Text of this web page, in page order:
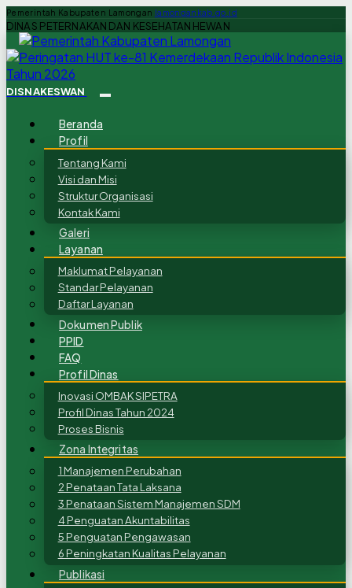
Pemerintah Kabupaten Lamongan lamongankab.go.id
DINAS PETERNAKAN DAN KESEHATAN HEWAN
DISNAKESWAN
Beranda
Profil
Tentang Kami
Visi dan Misi
Struktur Organisasi
Kontak Kami
Galeri
Layanan
Maklumat Pelayanan
Standar Pelayanan
Daftar Layanan
Dokumen Publik
PPID
FAQ
Profil Dinas
Inovasi OMBAK SIPETRA
Profil Dinas Tahun 2024
Proses Bisnis
Zona Integritas
1 Manajemen Perubahan
2 Penataan Tata Laksana
3 Penataan Sistem Manajemen SDM
4 Penguatan Akuntabilitas
5 Penguatan Pengawasan
6 Peningkatan Kualitas Pelayanan
Publikasi